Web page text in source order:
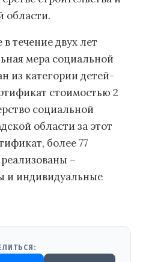
области.
течение двух лет
мера социальной
из категории детей-
стоимостью 2
социальной
области за этот
более 77
–
и индивидуальные